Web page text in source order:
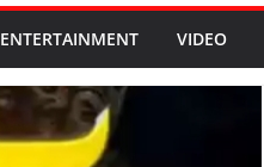
ENTERTAINMENT VIDEO